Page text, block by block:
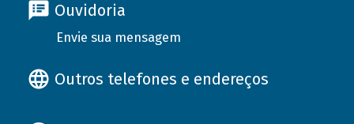
Ouvidoria
Envie sua mensagem
Outros telefones e endereços